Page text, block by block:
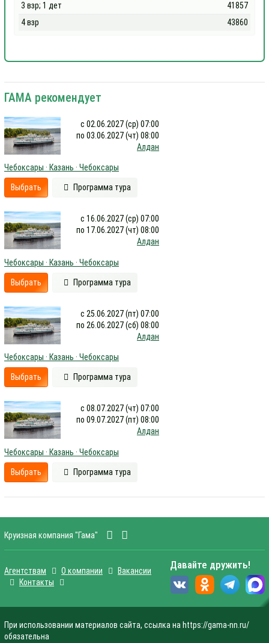
3 взр; 1 дет
41857
4 взр
43860
ГАМА рекомендует
с 02.06.2027 (ср) 07:00
по 03.06.2027 (чт) 08:00
Алдан
Чебоксары · Казань · Чебоксары
Выбрать Программа тура
с 16.06.2027 (ср) 07:00
по 17.06.2027 (чт) 08:00
Алдан
Чебоксары · Казань · Чебоксары
Выбрать Программа тура
с 25.06.2027 (пт) 07:00
по 26.06.2027 (сб) 08:00
Алдан
Чебоксары · Казань · Чебоксары
Выбрать Программа тура
с 08.07.2027 (чт) 07:00
по 09.07.2027 (пт) 08:00
Алдан
Чебоксары · Казань · Чебоксары
Выбрать Программа тура
Круизная компания "Гама"
Агентствам О компании
Вакансии
Контакты
Давайте дружить!
При использовании материалов сайта, ссылка на https://gama-nn.ru/
обязательна